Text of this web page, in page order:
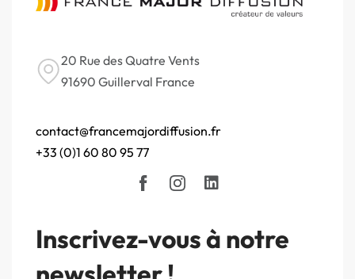
20 Rue des Quatre Vents
91690 Guillerval France
contact@francemajordiffusion.fr
+33 (0)1 60 80 95 77
Inscrivez-vous à notre